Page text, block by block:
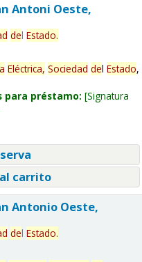
Antoni Oeste,
del Estado.
Eléctrica, Sociedad del Estado,
para préstamo: Signatura
carrito
Antonio Oeste,
del Estado.